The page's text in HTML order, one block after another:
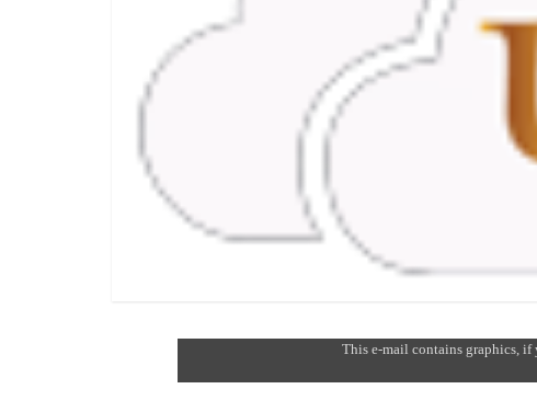
This e-mail contains graphics, if